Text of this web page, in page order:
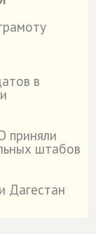
в
приняли
штабов
Дагестан